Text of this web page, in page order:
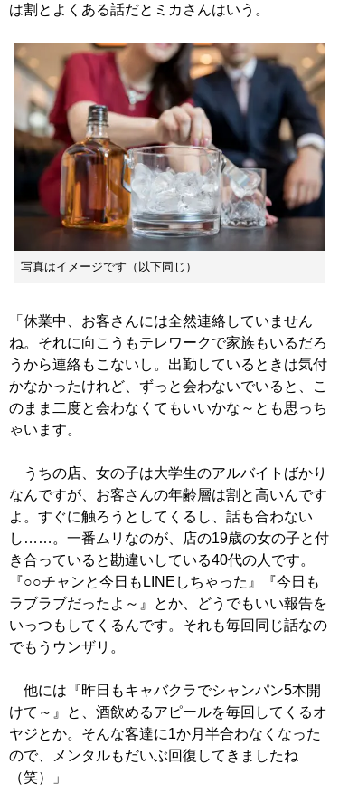
は割とよくある話だとミカさんはいう。
写真はイメージです（以下同じ）
「休業中、お客さんには全然連絡していません
ね。それに向こうもテレワークで家族もいるだろ
うから連絡もこないし。出勤しているときは気付
かなかったけれど、ずっと会わないでいると、こ
のまま二度と会わなくてもいいかな～とも思っち
ゃいます。
うちの店、女の子は大学生のアルバイトばかり
なんですが、お客さんの年齢層は割と高いんです
よ。すぐに触ろうとしてくるし、話も合わない
し……。一番ムリなのが、店の19歳の女の子と付
き合っていると勘違いしている40代の人です。
『○○チャンと今日もLINEしちゃった』『今日も
ラブラブだったよ～』とか、どうでもいい報告を
いっつもしてくるんです。それも毎回同じ話なの
でもうウンザリ。
他には『昨日もキャバクラでシャンパン5本開
けて～』と、酒飲めるアピールを毎回してくるオ
ヤジとか。そんな客達に1か月半合わなくなった
ので、メンタルもだいぶ回復してきましたね
（笑）」